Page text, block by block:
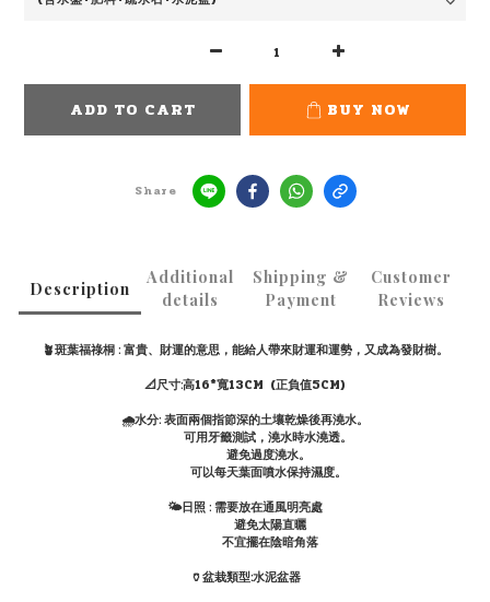
ADD TO CART BUY NOW
Share
Description
Additional
details
Shipping &
Payment
Customer
Reviews
🪴斑葉福祿桐 : 富貴、財運的意思，能給人帶來財運和運勢，又成為發財樹。
📐尺寸:高16*寬13CM (正負值5CM)
🌧水分: 表面兩個指節深的土壤乾燥後再澆水。
可用牙籤測試，澆水時水澆透。
避免過度澆水。
可以每天葉面噴水保持濕度。
🌤日照 : 需要放在通風明亮處
避免太陽直曬
不宜擺在陰暗角落
🏺盆栽類型:水泥盆器